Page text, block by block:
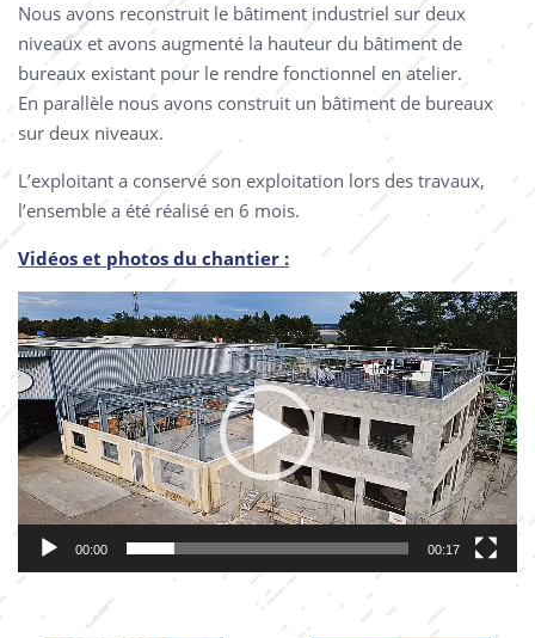
Nous avons reconstruit le bâtiment industriel sur deux
niveaux et avons augmenté la hauteur du bâtiment de
bureaux existant pour le rendre fonctionnel en atelier.
En parallèle nous avons construit un bâtiment de bureaux
sur deux niveaux.
L’exploitant a conservé son exploitation lors des travaux,
l’ensemble a été réalisé en 6 mois.
Vidéos et photos du chantier :
Lecteur
vidéo
00:00 00:17